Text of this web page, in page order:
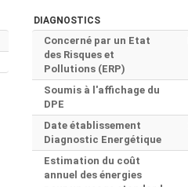
DIAGNOSTICS
Concerné par un Etat
des Risques et
Pollutions (ERP)
Soumis à l'affichage du
DPE
Date établissement
Diagnostic Energétique
Estimation du coût
annuel des énergies